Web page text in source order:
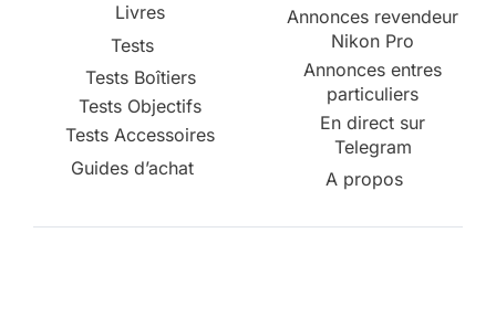
Livres
Tests
Tests Boîtiers
Tests Objectifs
Tests Accessoires
Guides d’achat
Annonces revendeur
Nikon Pro
Annonces entres
particuliers
En direct sur
Telegram
A propos